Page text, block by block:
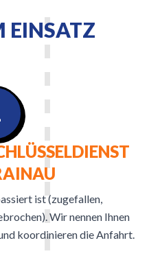
EINSATZ
ist (zugefallen,
Wir nennen Ihnen
koordinieren die Anfahrt.